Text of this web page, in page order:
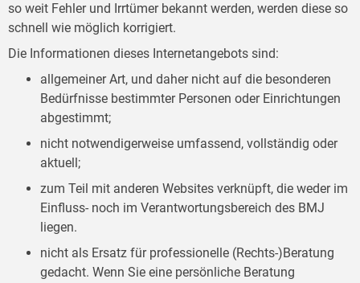
so weit Fehler und Irrtümer bekannt werden, werden diese so
schnell wie möglich korrigiert.
Die Informationen dieses Internetangebots sind:
allgemeiner Art, und daher nicht auf die besonderen
Bedürfnisse bestimmter Personen oder Einrichtungen
abgestimmt;
nicht notwendigerweise umfassend, vollständig oder
aktuell;
zum Teil mit anderen Websites verknüpft, die weder im
Einfluss- noch im Verantwortungsbereich des BMJ
liegen.
nicht als Ersatz für professionelle (Rechts-)Beratung
gedacht. Wenn Sie eine persönliche Beratung